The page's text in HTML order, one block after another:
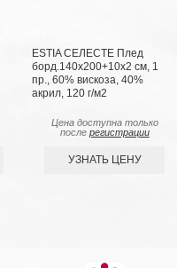
ESTIA СЕЛЕСТЕ Плед
борд.140х200+10х2 см, 1
пр., 60% вискоза, 40%
акрил, 120 г/м2
Цена доступна только
после регистрации
УЗНАТЬ ЦЕНУ